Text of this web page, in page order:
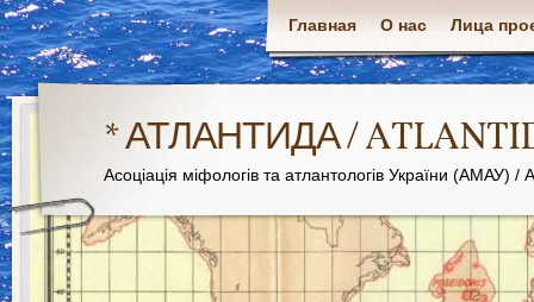
Главная О нас Лица
* АТЛАНТИДА /
Асоціація міфологів та атлантологів України